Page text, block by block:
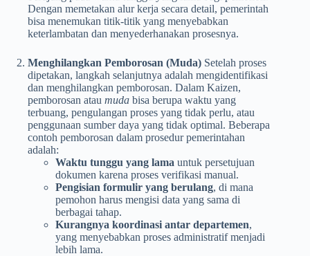
Dengan memetakan alur kerja secara detail, pemerintah
bisa menemukan titik-titik yang menyebabkan
keterlambatan dan menyederhanakan prosesnya.
Menghilangkan Pemborosan (Muda) Setelah proses
dipetakan, langkah selanjutnya adalah mengidentifikasi
dan menghilangkan pemborosan. Dalam Kaizen,
pemborosan atau muda bisa berupa waktu yang
terbuang, pengulangan proses yang tidak perlu, atau
penggunaan sumber daya yang tidak optimal. Beberapa
contoh pemborosan dalam prosedur pemerintahan
adalah:
Waktu tunggu yang lama untuk persetujuan
dokumen karena proses verifikasi manual.
Pengisian formulir yang berulang, di mana
pemohon harus mengisi data yang sama di
berbagai tahap.
Kurangnya koordinasi antar departemen,
yang menyebabkan proses administratif menjadi
lebih lama.